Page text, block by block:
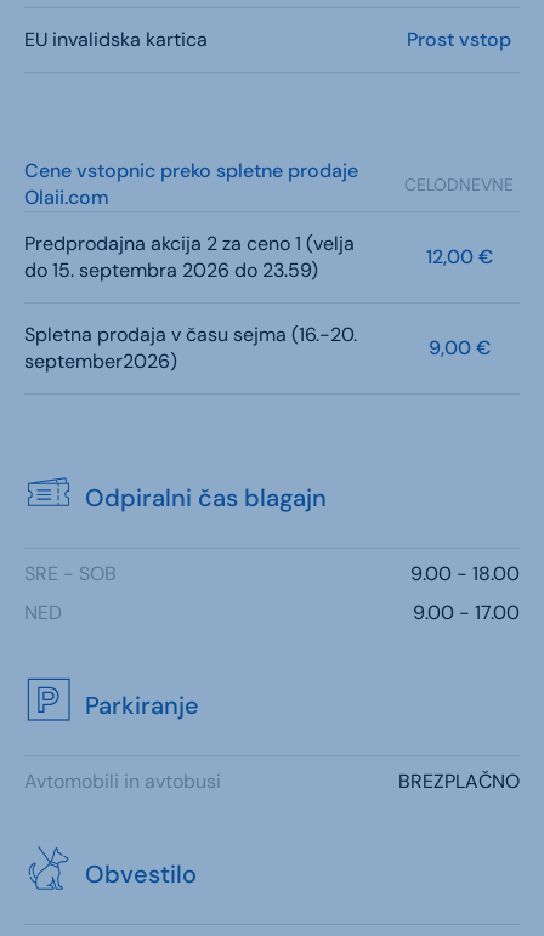
EU invalidska kartica Prost vstop
Cene vstopnic preko spletne prodaje
Olaii.com
CELODNEVNE
Predprodajna akcija 2 za ceno 1 (velja
do 15. septembra 2026 do 23.59)
12,00 €
Spletna prodaja v času sejma (16.-20.
september2026)
9,00 €
Odpiralni čas blagajn
SRE - SOB
9.00 - 18.00
NED
9.00 - 17.00
Parkiranje
Avtomobili in avtobusi BREZPLAČNO
Obvestilo